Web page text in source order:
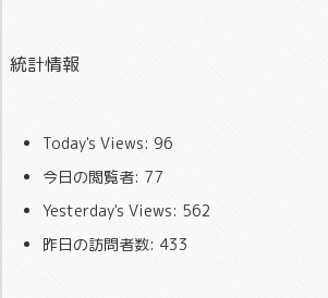
統計情報
Today's Views: 96
今日の閲覧者: 77
Yesterday's Views: 562
昨日の訪問者数: 433